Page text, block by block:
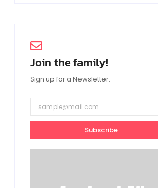
Join the family!
Sign up for a Newsletter.
Subscribe